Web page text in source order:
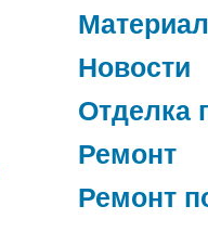
Новости
Отделка
Ремонт
Ремонт